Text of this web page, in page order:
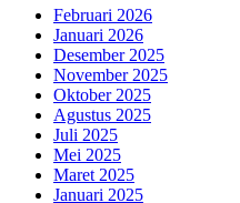
Februari 2026
Januari 2026
Desember 2025
November 2025
Oktober 2025
Agustus 2025
Juli 2025
Mei 2025
Maret 2025
Januari 2025